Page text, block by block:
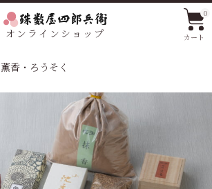
オンラインショップ カート
0
薫香・ろうそく